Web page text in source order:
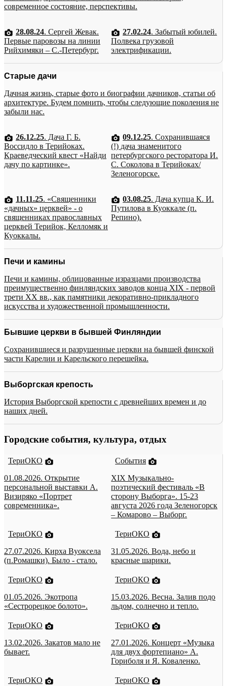
современное состояние, перспективы.
28.08.24. Сергей Жевак.
Первые паровозы на линии
Рийхимяки – С.-Петербург.
27.02.24. Забытый юбилей.
Полвека грузовой
электрификации.
Старые дачи
Дачная жизнь, старые фото и биографии дачников, статьи об
архитектуре. Будем помнить, чтобы следующие поколения не
забыли нас.
26.12.25. Дача Г. Б.
Воссидло в Терийоках.
Краеведческий квест «Найди
дачу по картинке».
09.12.25. Сохранившаяся
(!) дача знаменитого
петербургского ресторатора И.
С. Соколова в Терийоках/
Зеленогорске.
11.11.25. «Священники
«дачных» церквей» - о
священниках православных
церквей Терийок, Келломяк и
Куоккалы.
03.08.25. Дача купца К. И.
Путилова в Куоккале (п.
Репино).
Печи и камины
Печи и камины, облицованные изразцами производства
преимущественно финляндских заводов конца XIX - первой
трети XX вв., как памятники декоративно-прикладного
искусства и художественной промышленности.
Бывшие церкви в бывшей Финляндии
Сохранившиеся и разрушенные церкви на бывшей финской
части Карелии и Карельского перешейка.
Выборгская крепость
История Выборгской крепости с древнейших времен и до
наших дней.
Городские события, культура, отдых
ТериОКО
01.08.2026. Открытие
персональной выставки А.
Визиряко «Портрет
современника».
События
XIX Музыкально-
поэтический фестиваль «В
сторону Выборга». 15-23
августа 2026 года Зеленогорск
– Комарово – Выборг.
ТериОКО
27.07.2026. Кирха Вуоксела
(п.Ромашки). Было - стало.
ТериОКО
31.05.2026. Вода, небо и
красные шарики.
ТериОКО
01.05.2026. Экотропа
«Сестрорецкое болото».
ТериОКО
15.03.2026. Весна. Залив подо
льдом, солнечно и тепло.
ТериОКО
13.02.2026. Закатов мало не
бывает.
ТериОКО
27.01.2026. Концерт «Музыка
для двух фортепиано» А.
Гориболя и Я. Коваленко.
ТериОКО
ТериОКО